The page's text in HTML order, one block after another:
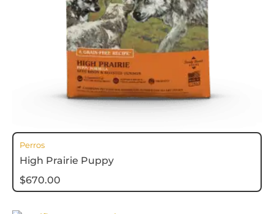
Perros
High Prairie Puppy
$670.00